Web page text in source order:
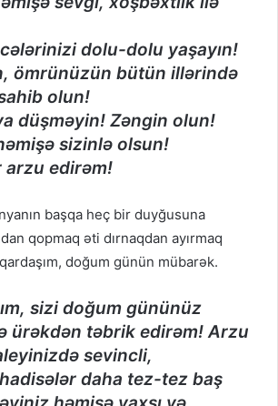
dolu-dolu yaşayın!
ömrünüzün bütün illərində
olun!
düşməyin! Zəngin olun!
sizinlə olsun!
arzu edirəm!
başqa heç bir duyğusuna
qopmaq əti dırnaqdan ayırmaq
doğum günün mübarək.
sizi doğum gününüz
ürəkdən təbrik edirəm! Arzu
sevincli,
daha tez-tez baş